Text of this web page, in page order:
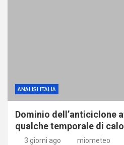
ANALISI ITALIA
Dominio dell’anticiclone
qualche temporale di
3 giorni ago miometeo